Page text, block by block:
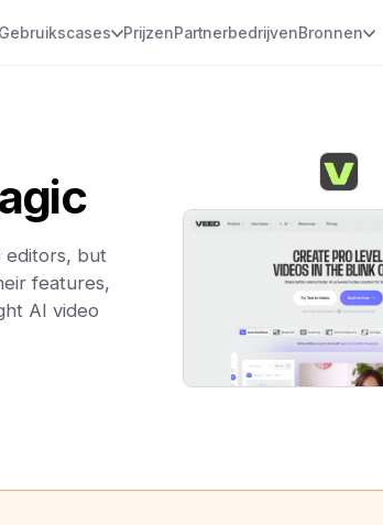
Gebruikscases PrijzenPartnerbedrijvenBronnen
editors, but
features,
AI video